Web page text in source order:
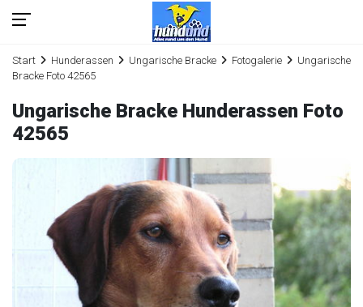
Start Hunderassen Ungarische Bracke Fotogalerie
Ungarische
Bracke Foto 42565
Ungarische Bracke Hunderassen Foto
42565